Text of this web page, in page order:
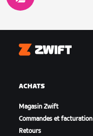
Zwift
ACHATS
Magasin Zwift
Commandes et facturation
Retours